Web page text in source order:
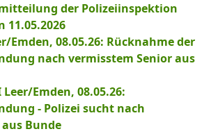
der Polizeiinspektion
11.05.2026
Emden, 08.05.26: Rücknahme der
nach vermisstem Senior aus
Emden, 08.05.26:
- Polizei sucht nach
Bunde